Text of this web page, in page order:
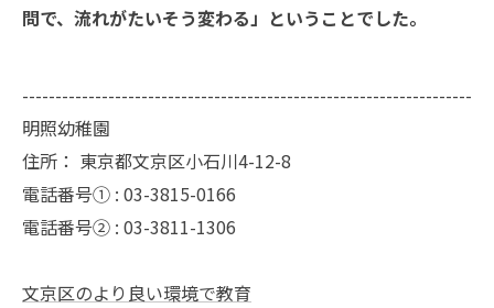
問で、流れがたいそう変わる」ということでした。
--------------------------------------------------------------------
明照幼稚園
住所： 東京都文京区小石川4-12-8
電話番号① : 03-3815-0166
電話番号② : 03-3811-1306
文京区のより良い環境で教育